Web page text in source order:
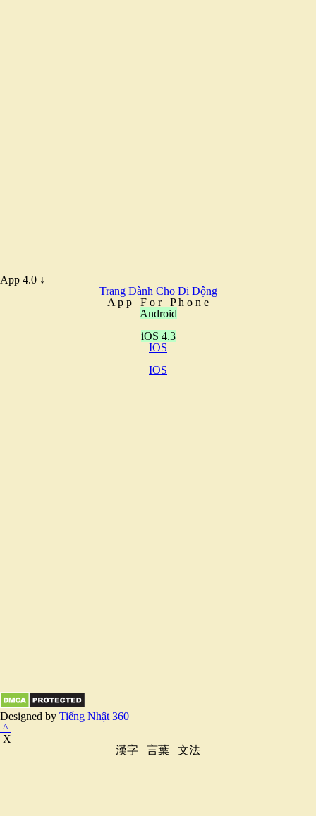
App 4.0 ↓
Trang Dành Cho Di Động
A p p F o r P h o n e
Android
iOS 4.3
IOS
IOS
Designed by Tiếng Nhật 360
^
X
漢字
言葉 文法